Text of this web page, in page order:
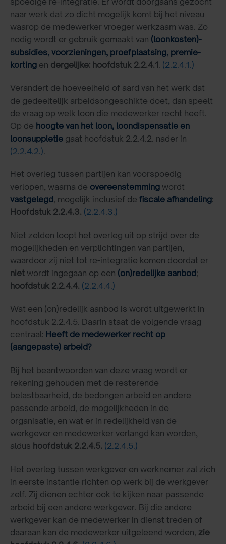
naar werk dat zo dicht mogelijk komt bij het niveau
waarop de medewerker vroeger werkzaam was. Zo
nodig wordt er gebruik gemaakt van (loonkosten)-
subsidies, voorzieningen, proefplaatsing, premie-
korting en dergelijke: hoofdstuk 2.2.4.1. (2.2.4.1.)
Verandert de hoeveelheid of aard van het werk dat
de gedeeltelijk arbeidsongeschikte doet, dan speelt
de vraag op welk loon die medewerker recht heeft.
Op de hoogte van het loon, loondispensatie en
loonsuppletie gaat hoofdstuk 2.2.4.2. nader in
(2.2.4.2.).
Het overleg tussen partijen kan voorspoedig
verlopen, waarna de overeenstemming wordt
vastgelegd, mogelijk inclusief de fiscale afhandeling:
Hoofdstuk 2.2.4.3. (2.2.4.3.)
Niet zelden loopt het overleg uit op strijd over de
mogelijkheden en verplichtingen van partijen,
waardoor zij niet tot re-integratie komen doordat er
niet wordt ingegaan op een (on)redelijke aanbod;
hoofdstuk 2.2.4.4. (2.2.4.4.)
Wat een (on)redelijk aanbod is wordt uitgewerkt in
hoofdstuk 2.2.4.5. Daarin staat de volgende vraag
centraal: Heeft de medewerker recht op
(aangepaste) arbeid?
Bij het beantwoorden van deze vraag wordt er
rekening gehouden met de resterende
belastbaarheid, de bedongen arbeid en andere
passende arbeid, de mogelijkheden in de
organisatie, en wat er in redelijkheid van de
werkgever en medewerker verlangd kan worden,
aldus hoofdstuk 2.2.4.5. (2.2.4.5.)
Het overleg tussen werkgever en werknemer zal zich
in eerste instantie richten op werk bij de werkgever
zelf. Zij dienen echter ook te kijken naar passende
arbeid bij een andere werkgever. Bij die andere
werkgever kan de medewerker in dienst treden of
daaraan kan de medewerker uitgeleend worden, zie